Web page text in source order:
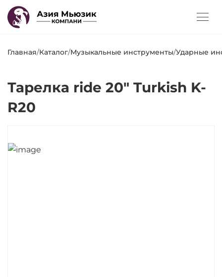
Главная/Каталог/Музыкальные инструменты/Ударные
Тарелка ride 20" Turkish K-
R20